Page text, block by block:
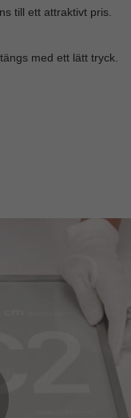
till ett attraktivt pris.
med ett lätt tryck.